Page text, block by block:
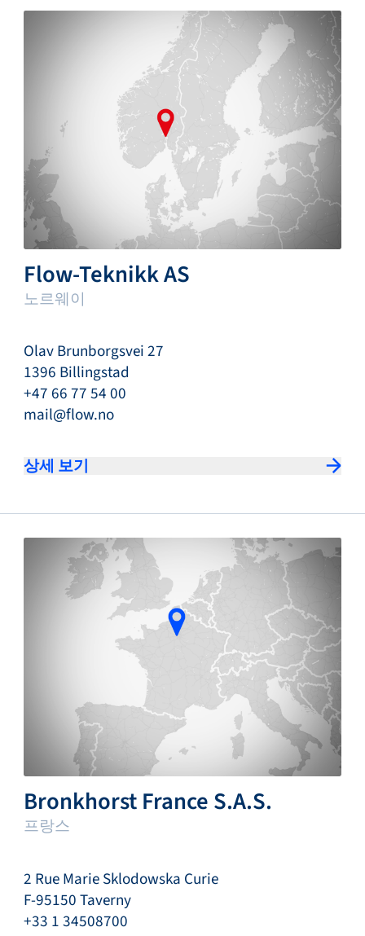
Flow-Teknikk AS
노르웨이
Olav Brunborgsvei 27
1396 Billingstad
+47 66 77 54 00
mail@flow.no
상세 보기
Bronkhorst France S.A.S.
프랑스
2 Rue Marie Sklodowska Curie
F-95150 Taverny
+33 1 34508700